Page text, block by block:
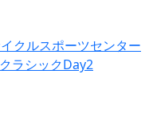
クルスポーツセンター
ラシックDay2